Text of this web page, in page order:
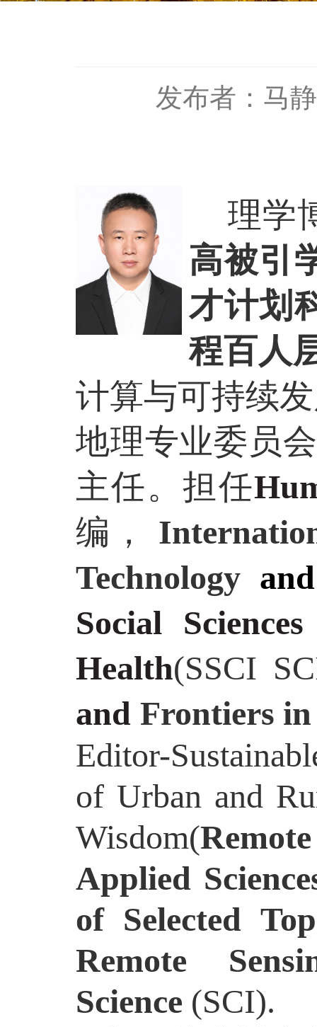
发布者：马
理学
高被引
才计划
程百人
计算与可持续
地理专业委员
主任。担任
编，
Technology
Social
Health(SSCI
and Frontiers
Editor-
of Urban and
Wisdom(
Applied
of Selected
Remote
Science (SCI).